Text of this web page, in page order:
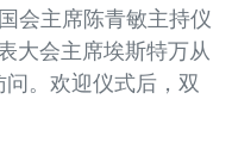
会主席陈青敏主持仪
大会主席埃斯特万从
问。欢迎仪式后，双